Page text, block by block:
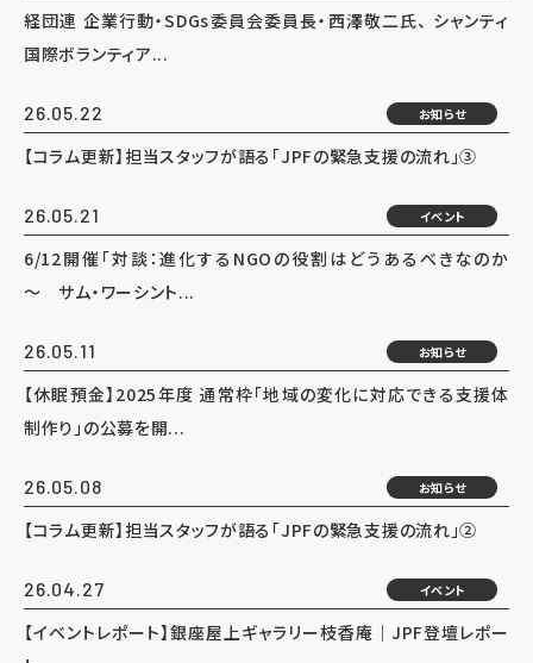
経団連 企業行動・SDGs委員会委員長・西澤敬二氏、 シャンティ
国際ボランティア...
26.05.22 お知らせ
【コラム更新】担当スタッフが語る「JPFの緊急支援の流れ」③
26.05.21 イベント
6/12開催「対談：進化するNGOの役割はどうあるべきなのか
～ サム・ワーシント...
26.05.11 お知らせ
【休眠預金】2025年度 通常枠「地域の変化に対応できる支援体
制作り」の公募を開...
26.05.08 お知らせ
【コラム更新】担当スタッフが語る「JPFの緊急支援の流れ」②
26.04.27 イベント
【イベントレポート】銀座屋上ギャラリー枝香庵｜JPF登壇レポー